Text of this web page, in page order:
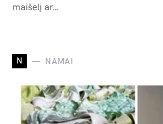
maišelį ar…
N NAMAI